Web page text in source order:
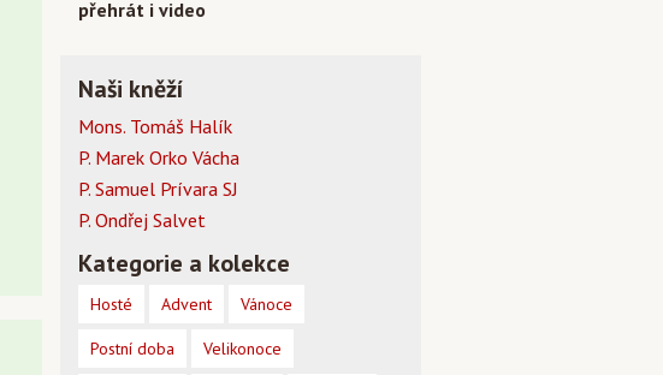
přehrát i video
Naši kněží
Mons. Tomáš Halík
P. Marek Orko Vácha
P. Samuel Prívara SJ
P. Ondřej Salvet
Kategorie a kolekce
Hosté Advent Vánoce
Postní doba Velikonoce